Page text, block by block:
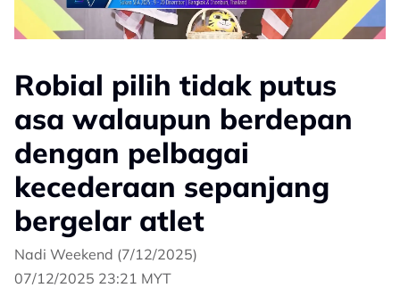
Robial pilih tidak putus
asa walaupun berdepan
dengan pelbagai
kecederaan sepanjang
bergelar atlet
Nadi Weekend (7/12/2025)
07/12/2025 23:21 MYT